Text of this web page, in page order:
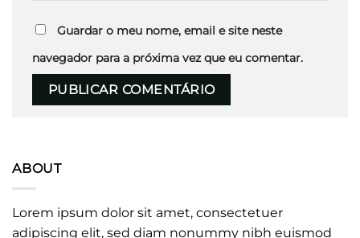
Guardar o meu nome, email e site neste
navegador para a próxima vez que eu comentar.
ABOUT
Lorem ipsum dolor sit amet, consectetuer
adipiscing elit, sed diam nonummy nibh euismod